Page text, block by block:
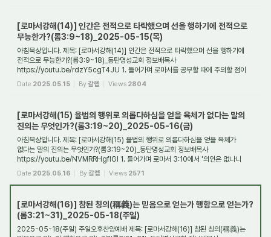
[로마서강해(14)] 인간은 전적으로 타락했으며 선을 행하기에 전적으로
무능한가?(롬3:9~18)_2025-05-15(목)
아침묵상입니다. 제목: [로마서강해(14)] 인간은 전적으로 타락했으며 선을 행하기에
전적으로 무능한가?(롬3:9~18)_동탄명성교회 정보배목사
https://youtu.be/rdzY5cgT4JU 1. 들어가며 로마서를 공부할 때에 주의할 점이
하나 있다면 그것은 로마서가 구원에...
Date 2025.05.15 By갈렙 Views 2804
[로마서강해(15) 율법의 행위로 의롭다하심을 얻을 육체가 없다는 말의
진의는 무엇인가?(롬3:19~20)_2025-05-16(금)
아침묵상입니다. 제목: [로마서강해(15) 율법의 행위로 의롭다하심을 얻을 육체가
없다는 말의 진의는 무엇인가?(롬3:19~20)_동탄명성교회 정보배목사
https://youtu.be/NVMRRHgfIGI 1. 들어가며 로마서 3:10에서 '의인은 없나니
하나도 없다'는 말은 무슨 뜻...
Date 2025.05.16 By갈렙 Views 2571
[로마서강해(16)] 참된 칭의(稱義)는 믿음으로 얻는가 행함으로 얻는가?
(롬3:21~31)_2025-05-18(주일)
2025-05-18(주일) 주일오후찬양예배 제목: [로마서강해(16)] 참된 칭의(稱義)는